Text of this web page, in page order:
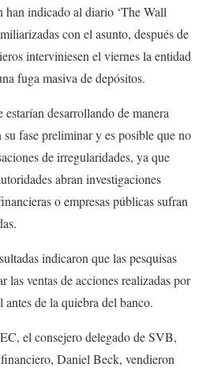
indicado al diario ‘The Wall
con el asunto, después de
interviniesen el viernes la entidad
fuga masiva de depósitos.
desarrollando de manera
su fase preliminar y es posible que no
de irregularidades, ya que
abran investigaciones
o empresas públicas sufran
indicaron que las pesquisas
las ventas de acciones realizadas por
de la quiebra del banco.
el consejero delegado de SVB,
Daniel Beck, vendieron